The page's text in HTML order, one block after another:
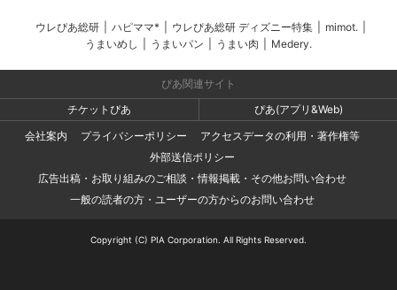
ウレぴあ総研 ハピママ* ウレぴあ総研 ディズニー特集 mimot.
うまいめし
うまいパン うまい肉 Medery.
ぴあ関連サイト
チケットぴあ
ぴあ(アプリ&Web)
会社案内
プライバシーポリシー
アクセスデータの利用・著作権等
外部送信ポリシー
広告出稿・お取り組みのご相談・情報掲載・その他お問い合わせ
一般の読者の方・ユーザーの方からのお問い合わせ
Copyright (C) PIA Corporation. All Rights Reserved.